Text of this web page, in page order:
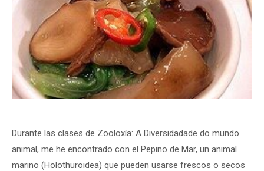
Durante las clases de Zooloxía: A Diversidadade do mundo
animal, me he encontrado con el Pepino de Mar, un animal
marino (Holothuroidea) que pueden usarse frescos o secos